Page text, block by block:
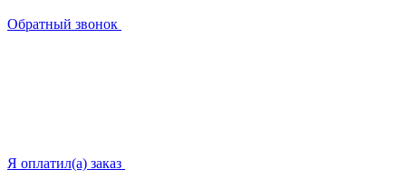
Обратный звонок
Я оплатил(а) заказ